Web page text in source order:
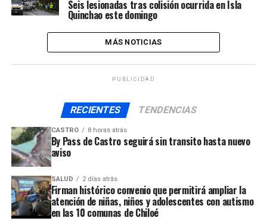
Seis lesionadas tras colisión ocurrida en Isla
Quinchao este domingo
MÁS NOTICIAS
PUBLICIDAD
RECIENTES TENDENCIAS
CASTRO 8 horas atrás
By Pass de Castro seguirá sin transito hasta nuevo
aviso
SALUD 2 días atrás
Firman histórico convenio que permitirá ampliar la
atención de niñas, niños y adolescentes con autismo
en las 10 comunas de Chiloé